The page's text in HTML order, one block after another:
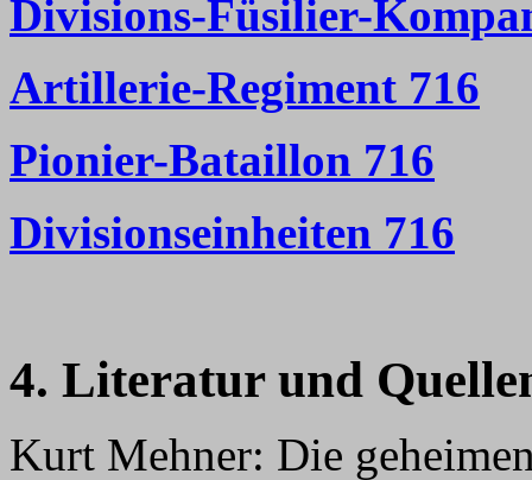
Divisions-Füsilier-
Artillerie-Regiment 716
Pionier-Bataillon 716
Divisionseinheiten 716
4. Literatur und
Kurt Mehner: Die